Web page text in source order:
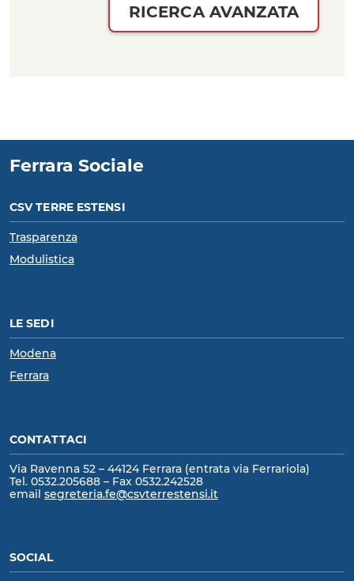
RICERCA AVANZATA
Ferrara Sociale
CSV TERRE ESTENSI
Trasparenza
Modulistica
LE SEDI
Modena
Ferrara
CONTATTACI
Via Ravenna 52 – 44124 Ferrara (entrata via Ferrariola)
Tel. 0532.205688 – Fax 0532.242528
email segreteria.fe@csvterrestensi.it
SOCIAL